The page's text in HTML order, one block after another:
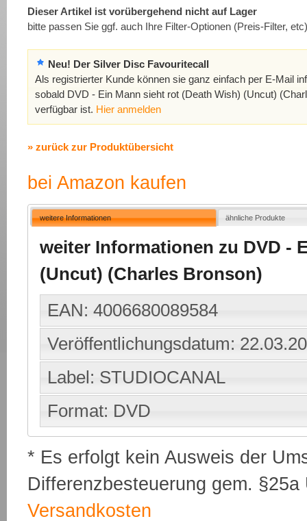
Dieser Artikel ist vorübergehend nicht auf Lager
bitte passen Sie ggf. auch Ihre Filter-Optionen (Preis-Filter,
Neu! Der Silver Disc Favouritecall
Als registrierter Kunde können sie ganz einfach per E-Mail
sobald DVD - Ein Mann sieht rot (Death Wish) (Uncut)
verfügbar ist. Hier anmelden
» zurück zur Produktübersicht
bei Amazon kaufen
weitere Informationen ähnliche Produkte
weiter Informationen zu DVD -
(Uncut) (Charles Bronson)
EAN: 4006680089584
Veröffentlichungsdatum:
Label: STUDIOCANAL
Format: DVD
* Es erfolgt kein Ausweis der
Differenzbesteuerung gem.
Versandkosten